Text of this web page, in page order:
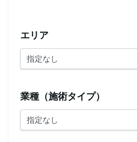
エリア
業種（施術タイプ）